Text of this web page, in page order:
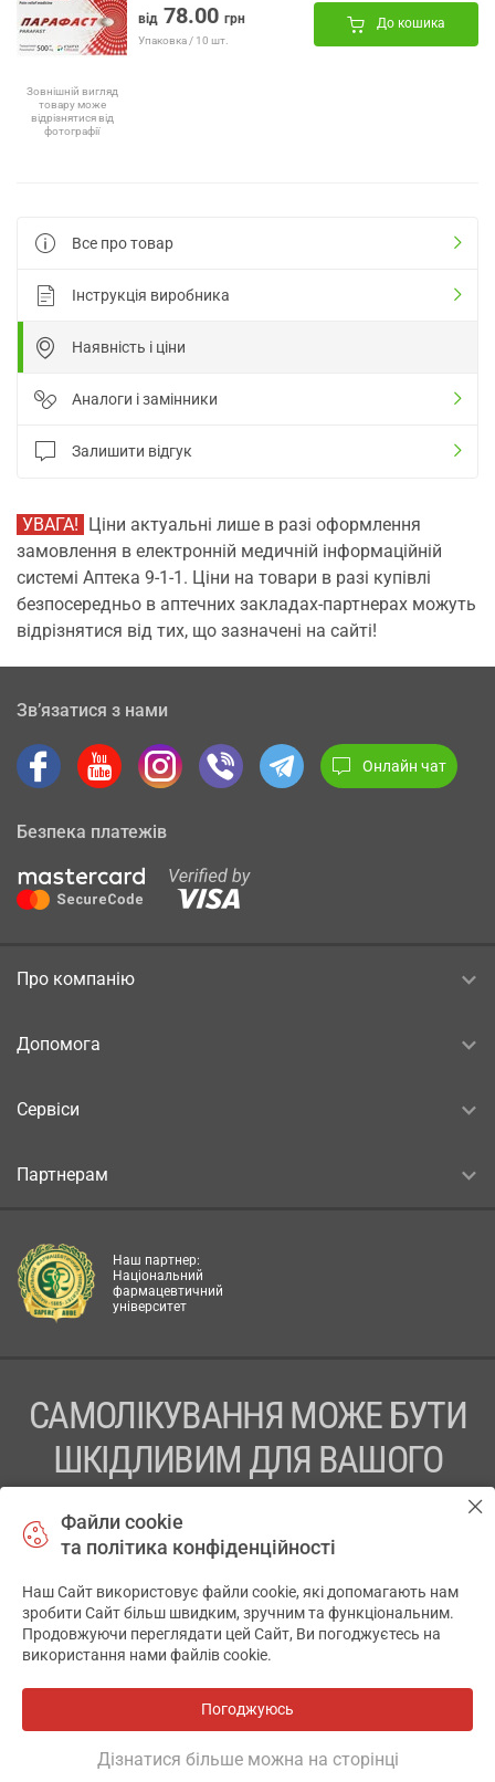
Зовнішній вигляд
товару може
відрізнятися від
фотографії
від 78.00 грн
Упаковка / 10 шт.
До кошика
Все про товар
Інструкція виробника
Наявність і ціни
Аналоги і замінники
Залишити відгук
УВАГА! Ціни актуальні лише в разі оформлення
замовлення в електронній медичній інформаційній
системі Аптека 9-1-1. Ціни на товари в разі купівлі
безпосередньо в аптечних закладах-партнерах можуть
відрізнятися від тих, що зазначені на сайті!
Зв’язатися з нами
Онлайн чат
Безпека платежів
Про компанію
Допомога
Сервіси
Партнерам
Наш партнер:
Національний
фармацевтичний
університет
САМОЛІКУВАННЯ МОЖЕ БУТИ
ШКІДЛИВИМ ДЛЯ ВАШОГО
ПЕРЕД ЗАСТОСУВАННЯМ ПРЕПАРАТУ ПРОКОНСУЛЬТУЙТЕСЬ
ТОВ «АПТЕКА 911.ЮА» Код ЄДРПОУ 43631965.
Відмова від відповідальності
© 2014-2026. Медична інформаційна система АПТЕКА911.ЮА
Файли cookie
та політика конфіденційності
Наш Сайт використовує файли cookie, які допомагають нам
зробити Сайт більш швидким, зручним та функціональним.
Продовжуючи переглядати цей Сайт, Ви погоджуєтесь на
використання нами файлів cookie.
Погоджуюсь
Дізнатися більше можна на сторінці
✕